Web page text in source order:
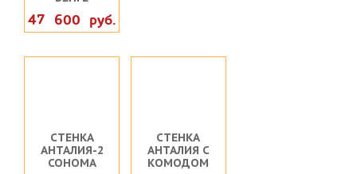
47 600 руб.
СТЕНКА
АНТАЛИЯ-2
СОНОМА
СТЕНКА
АНТАЛИЯ С
КОМОДОМ